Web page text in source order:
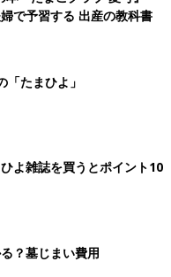
で予習する 出産の教科書
たまひよ」
よ雑誌を買うとポイント10
？墓じまい費用